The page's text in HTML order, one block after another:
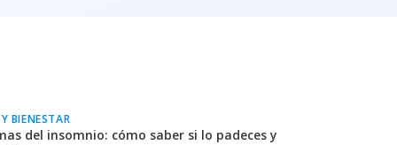
BIENESTAR
del insomnio: cómo saber si lo padeces y